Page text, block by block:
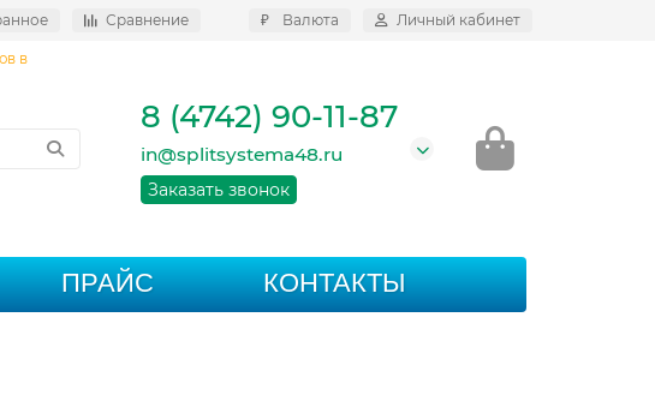
Сравнение ₽ Валюта Личный кабинет
в
8 (4742) 90-11-87
in@splitsystema48.ru
Заказать звонок
ПРАЙС КОНТАКТЫ